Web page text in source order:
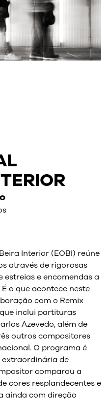
Interior (EOBI) reúne
através de rigorosas
estreias e encomendas a
o que acontece neste
com o Remix
inclui partituras
Azevedo, além de
outros compositores
O programa é
de
comparou a
cores resplandecentes e
ainda com direção